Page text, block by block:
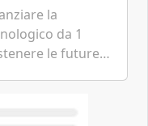
la
da 1
le future